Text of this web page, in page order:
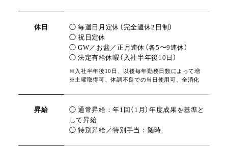
休日
◯ 毎週日月定休（完全週休2日制）
◯ 祝日定休
◯ GW／お盆／正月連休（各5〜9連休）
◯ 法定有給休暇（入社半年後10日）
※入社半年後10日、以後毎年勤務日数によって増
※土曜取得可、体調不良での当日使用可、全消化
昇給
◯ 通常昇給：年1回（1月）年度成果を基準と
して昇給
◯ 特別昇給／特別手当：随時